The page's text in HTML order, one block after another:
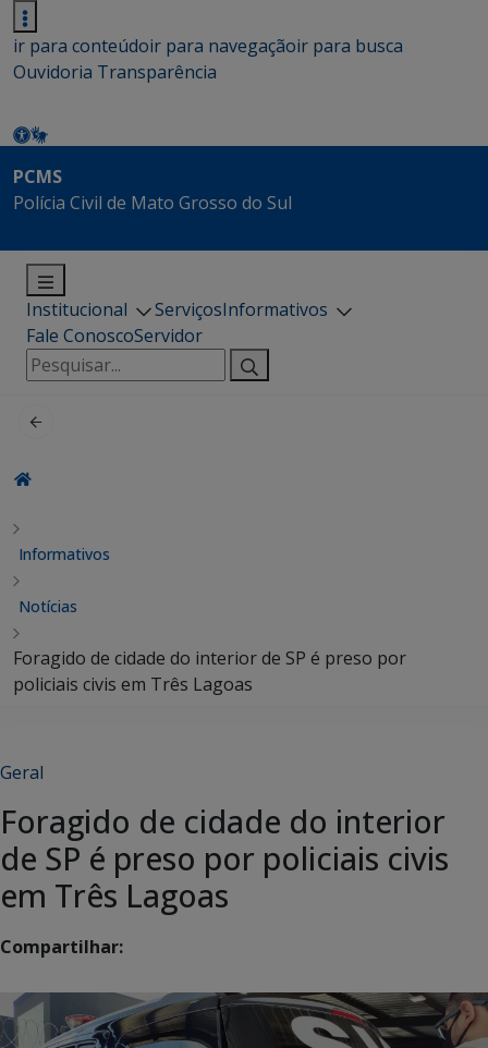
ir para conteúdoir para navegaçãoir para busca
Ouvidoria Transparência
PCMS
Polícia Civil de Mato Grosso do Sul
Institucional ServiçosInformativos
Fale ConoscoServidor
Pesquisar
por:
Informativos
Notícias
Foragido de cidade do interior de SP é preso por
policiais civis em Três Lagoas
Geral
Foragido de cidade do interior
de SP é preso por policiais civis
em Três Lagoas
Compartilhar: